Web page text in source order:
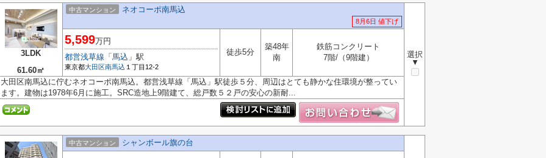
3LDK
61.60㎡
中古マンション ネオコーポ南馬込
8月6日 値下げ
選択
▼
5,599万円
都営浅草線 「 馬込 」駅
東京都大田区南馬込 １丁目12-2
徒歩5分
築48年
南
鉄筋コンクリート
7階/（9階建）
大田区南馬込に佇むネオコーポ南馬込。都営浅草線「馬込」駅徒歩５分、周辺はとても静かな住環境が整ってい
ます。建物は1978年6月に施工。SRC造地上9階建て、総戸数５２戸の安心の新耐...
中古マンション シャンボール旗の台